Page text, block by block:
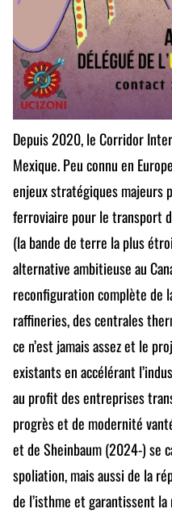
Depuis 2020, le Corridor
Mexique. Peu connu en
enjeux stratégiques majeurs
ferroviaire pour le transport
(la bande de terre la plus
alternative ambitieuse au
reconfiguration complète de
raffineries, des centrales
ce n’est jamais assez et le
existants en accélérant
au profit des entreprises
progrès et de modernité
et de Sheinbaum (2024-) se
spoliation, mais aussi de la
de l’isthme et garantissent la